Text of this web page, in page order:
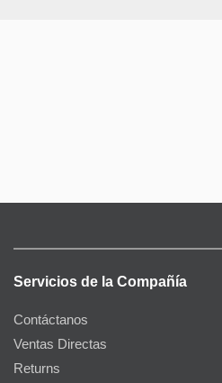
Servicios de la Compañía
Contáctanos
Ventas Directas
Returns